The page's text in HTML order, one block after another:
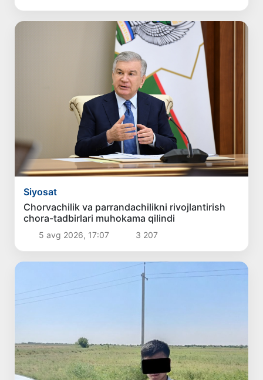
Siyosat
Chorvachilik va parrandachilikni rivojlantirish
chora-tadbirlari muhokama qilindi
5 avg 2026, 17:07 3 207